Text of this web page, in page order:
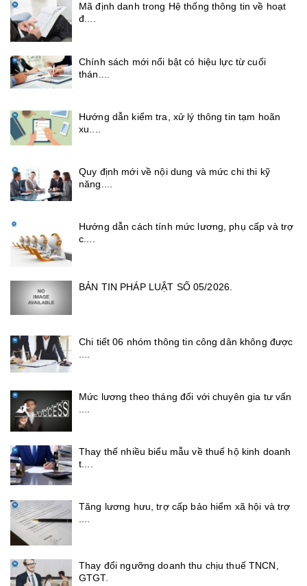
Mã định danh trong Hệ thống thông tin về hoạt
đ....
Chính sách mới nổi bật có hiệu lực từ cuối
thán....
Hướng dẫn kiểm tra, xử lý thông tin tạm hoãn
xu....
Quy định mới về nội dung và mức chi thi kỹ
năng....
Hướng dẫn cách tính mức lương, phụ cấp và trợ
c....
BẢN TIN PHÁP LUẬT SỐ 05/2026.
Chi tiết 06 nhóm thông tin công dân không được
Mức lương theo tháng đối với chuyên gia tư vấn
Thay thế nhiều biểu mẫu về thuế hộ kinh doanh
t....
Tăng lương hưu, trợ cấp bảo hiểm xã hội và trợ
Thay đổi ngưỡng doanh thu chịu thuế TNCN,
GTGT.